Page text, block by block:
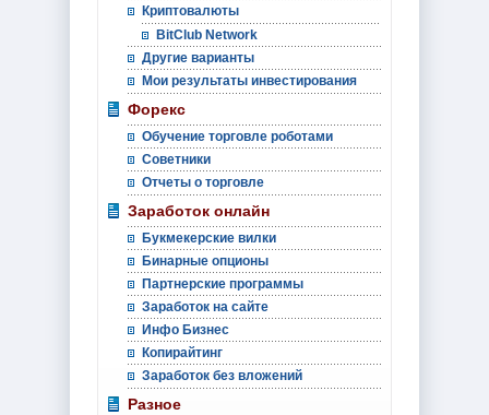
Криптовалюты
BitClub Network
Другие варианты
Мои результаты инвестирования
Форекс
Обучение торговле роботами
Советники
Отчеты о торговле
Заработок онлайн
Букмекерские вилки
Бинарные опционы
Партнерские программы
Заработок на сайте
Инфо Бизнес
Копирайтинг
Заработок без вложений
Разное